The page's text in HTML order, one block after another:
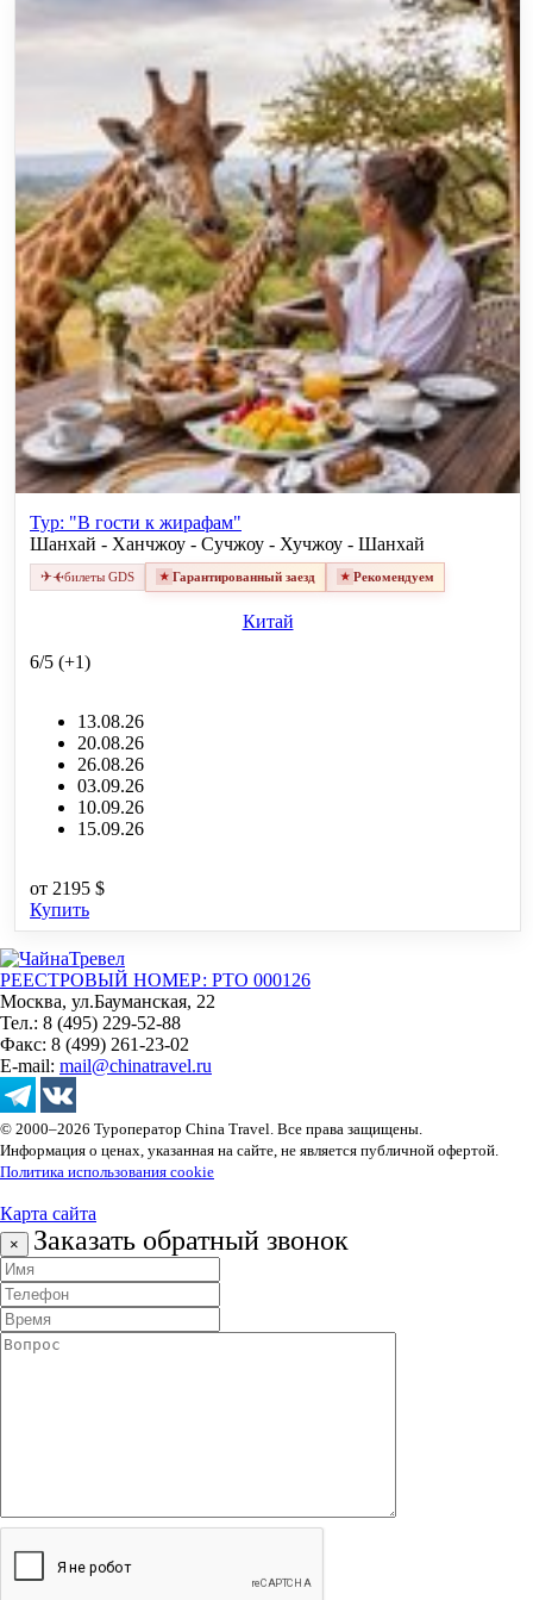
Тур: "В гости к жирафам"
Шанхай - Ханчжоу - Сучжоу - Хучжоу - Шанхай
✈✈билеты GDS Гарантированный заезд Рекомендуем
Китай
6/5 (+1)
13.08.26
20.08.26
26.08.26
03.09.26
10.09.26
15.09.26
от 2195 $
Купить
РЕЕСТРОВЫЙ НОМЕР: РТО 000126
Москва, ул.Бауманская, 22
Тел.: 8 (495) 229-52-88
Факс: 8 (499) 261-23-02
E-mail: mail@chinatravel.ru
© 2000–2026 Туроператор China Travel. Все права защищены.
Информация о ценах, указанная на сайте, не является публичной офертой.
Политика использования cookie
Карта сайта
× Заказать обратный звонок